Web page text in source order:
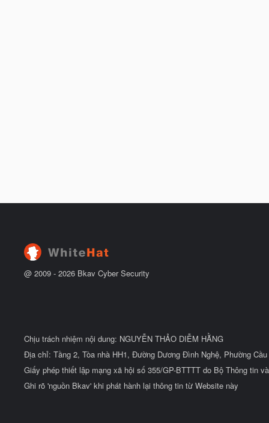
@ 2009 - 2026 Bkav Cyber Security
Chịu trách nhiệm nội dung: NGUYỄN THẢO DIỄM HẰNG
Địa chỉ: Tầng 2, Tòa nhà HH1, Đường Dương Đình Nghệ, Phường
Giấy phép thiết lập mạng xã hội số 355/GP-BTTTT do Bộ Thông tin
Ghi rõ 'nguồn Bkav' khi phát hành lại thông tin từ Website này